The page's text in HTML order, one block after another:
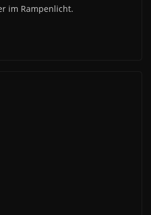
im Rampenlicht.